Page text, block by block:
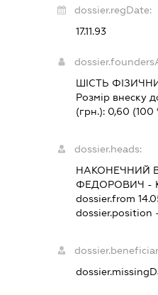
dossier.regDate:
17.11.93
ШІСТЬ
Розмір внеску
(грн.): 0,60 (100
dossier.heads:
НАКОНЕЧНИЙ
ФЕДОРОВИЧ -
dossier.from
dossier.position